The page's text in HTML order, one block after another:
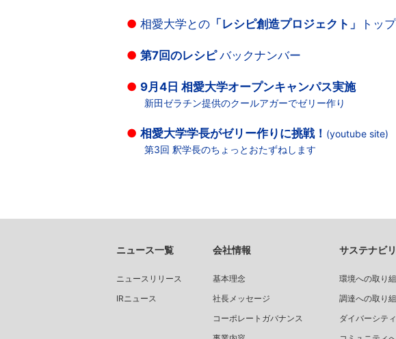
● 相愛大学との「レシピ創造プロジェクト」 トッ
● 第7回のレシピバックナンバー
● 9月4日 相愛大学オープンキャンパス実施
新田ゼラチン提供のクールアガーでゼリー作り
● 相愛大学学長がゼリー作りに挑戦！ (youtube site)
第3回 釈学長のちょっとおたずねします
ニュース一覧
ニュースリリース
IRニュース
会社情報
基本理念
社長メッセージ
コーポレートガバナンス
サステナビ
環境への取り
調達への取り
ダイバーシテ